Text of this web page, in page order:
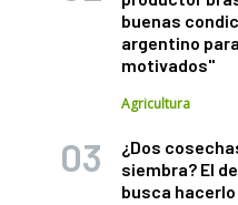
buenas
argentino
motivados"
Agricultura
¿Dos
siembra? El
busca